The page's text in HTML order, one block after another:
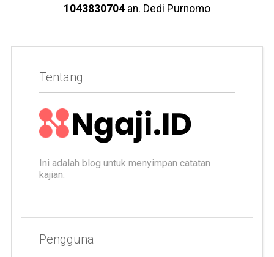
1043830704 an. Dedi Purnomo
Tentang
Ini adalah blog untuk menyimpan catatan
kajian.
Pengguna